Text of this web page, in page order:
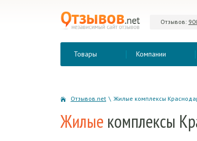
Отзывов:
Товары Компании
Отзывов.net \ Жилые комплексы
Жилые комплексы